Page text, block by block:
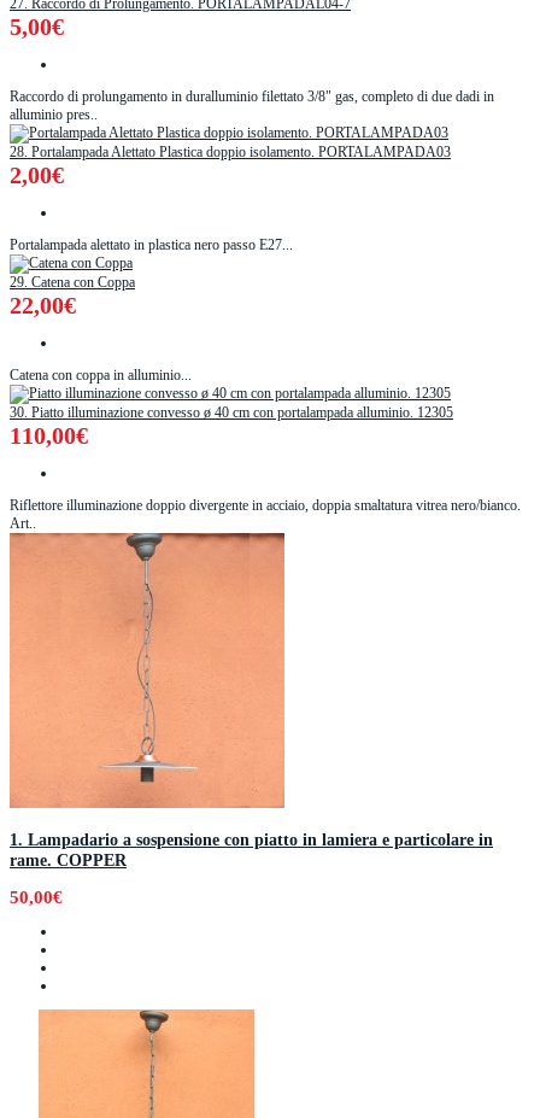
5,00€
Raccordo di prolungamento in duralluminio filettato 3/8" gas, completo di due dadi in
alluminio pres..
28. Portalampada Alettato Plastica doppio isolamento. PORTALAMPADA03
2,00€
Portalampada alettato in plastica nero passo E27...
29. Catena con Coppa
22,00€
Catena con coppa in alluminio...
30. Piatto illuminazione convesso ø 40 cm con portalampada alluminio. 12305
110,00€
Riflettore illuminazione doppio divergente in acciaio, doppia smaltatura vitrea nero/bianco.
Art..
1. Lampadario a sospensione con piatto in lamiera e particolare in
rame. COPPER
50,00€